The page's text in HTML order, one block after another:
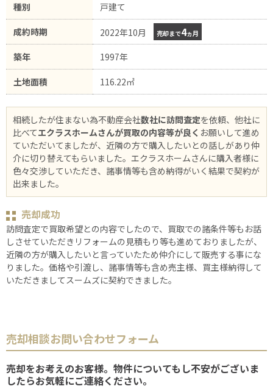
種別 戸建て
成約時期 2022年10月 売却まで4ヵ月
築年 1997年
土地面積 116.22㎡
相続したが住まない為不動産会社数社に訪問査定を依頼、他社に
比べてエクラスホームさんが買取の内容等が良く お願いして進め
ていただいてましたが、近隣の方で購入したいとの話しがあり仲
介に切り替えてもらいました。エクラスホームさんに購入者様に
色々交渉していただき、諸事情等も含め納得がいく結果で契約が
出来ました。
売却成功
訪問査定で買取希望との内容でしたので、買取での諸条件等もお話
しさせていただきリフォームの見積もり等も進めておりましたが、
近隣の方が購入したいと言っていたため仲介にして販売する事にな
りました。価格や引渡し、諸事情等も含め売主様、買主様納得して
いただきましてスームズに契約できました。
売却相談お問い合わせフォーム
売却をお考えのお客様。物件についてもし不安がございま
したらお気軽にご連絡ください。